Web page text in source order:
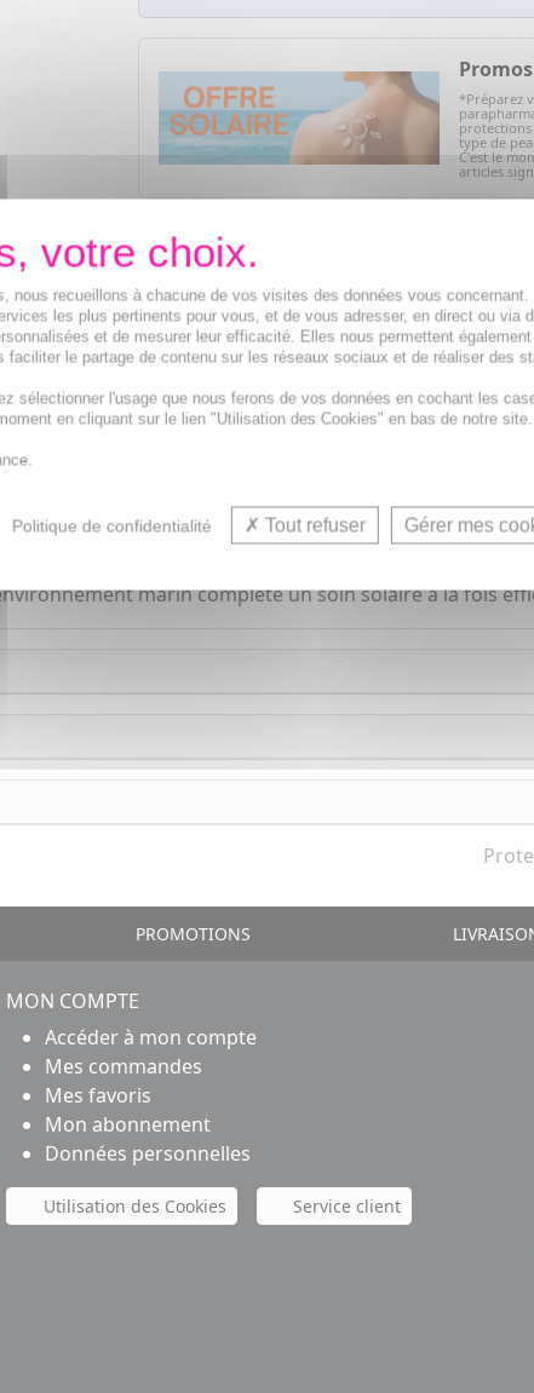
*Préparez
type de
C'est le
articles
Vos avantages
Des prix
Paiement en ligneSÉCURISÉ
Paiement en4 fois sans fraisà
lait solaire hydratant invisible SPF50+ Capital Soleil de
UVB tout en hydratant intensément la peau pendant
les peaux sensibles, il est
marin complète un soin solaire à la fois
PROMOTIONS
MON COMPTE
Accéder à mon compte
Mes commandes
Mes favoris
Mon abonnement
Données personnelles
Utilisation des Cookies Service client
nous recueillons à chacune de vos visites des données vous concernant.
les plus pertinents pour vous, et de vous adresser, en direct ou via
et de mesurer leur efficacité. Elles nous permettent
le partage de contenu sur les réseaux sociaux et de réaliser des
sélectionner l'usage que nous ferons de vos données en cochant les
en cliquant sur le lien "Utilisation des Cookies" en bas de notre site.
Politique de confidentialité Tout refuser Gérer mes